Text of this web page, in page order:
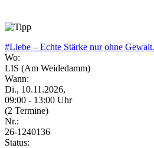
#Liebe – Echte Stärke nur ohne
Wo:
LIS (Am Weidedamm)
Wann:
Di., 10.11.2026,
09:00 - 13:00 Uhr
(2 Termine)
Nr.:
26-1240136
Status: